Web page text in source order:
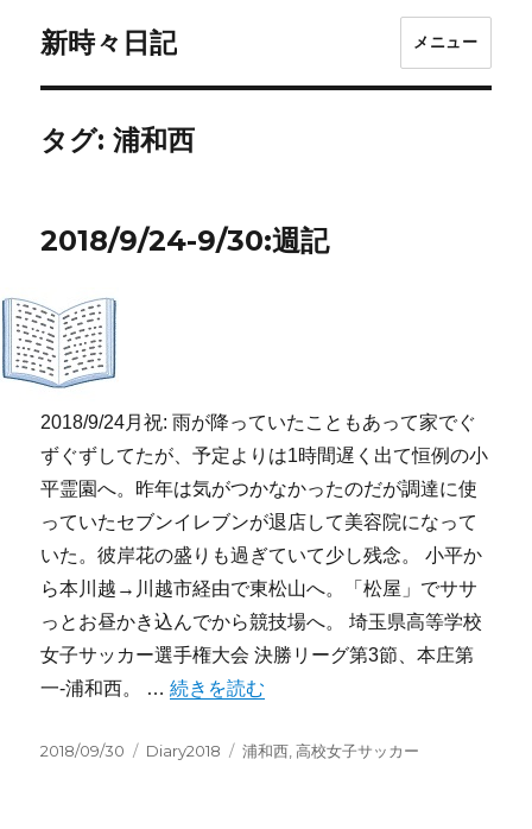
新時々日記 メニュー
タグ:浦和西
2018/9/24-9/30:週記
2018/9/24月祝: 雨が降っていたこともあって家でぐ
ずぐずしてたが、予定よりは1時間遅く出て恒例の小
平霊園へ。昨年は気がつかなかったのだが調達に使
っていたセブンイレブンが退店して美容院になって
いた。彼岸花の盛りも過ぎていて少し残念。 小平か
ら本川越→川越市経由で東松山へ。「松屋」でササ
っとお昼かき込んでから競技場へ。 埼玉県高等学校
女子サッカー選手権大会 決勝リーグ第3節、本庄第
一-浦和西。 …“2018/9/24-9/30:週記” の
続きを読む
投
2018/09/30
カ
Diary2018
タ
浦和西 ,高校女子サッカー